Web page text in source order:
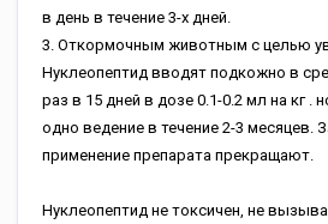
в день в течение 3-х дней.
3. Откормочным животным с целью
Нуклеопептид вводят подкожно в
раз в 15 дней в дозе 0.1-0.2 мл на кг .
одно ведение в течение 2-3 месяцев.
применение препарата прекращают.
Нуклеопептид не токсичен, не